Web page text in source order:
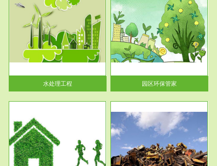
水处理工程
服务范围
园区环保管家
2016 年 4 月，环保部下发《关
于积极发挥环境保护作用促进供
给侧结...
园区环保管家
服务范围
固体危险废物处理